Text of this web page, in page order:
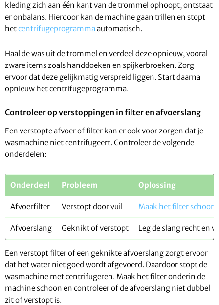
kleding zich aan één kant van de trommel ophoopt, ontstaat
er onbalans. Hierdoor kan de machine gaan trillen en stopt
hetcentrifugeprogramma automatisch.
Haal de was uit de trommel en verdeel deze opnieuw, vooral
zware items zoals handdoeken en spijkerbroeken. Zorg
ervoor dat deze gelijkmatig verspreid liggen. Start daarna
opnieuw het centrifugeprogramma.
Controleer op verstoppingen in filter en afvoerslang
Een verstopte afvoer of filter kan er ook voor zorgen dat je
wasmachine niet centrifugeert. Controleer de volgende
onderdelen:
Onderdeel Probleem Oplossing
Afvoerfilter Verstopt door vuil Maak het filter schoon
Afvoerslang Geknikt of verstopt Leg de slang recht en
Een verstopt filter of een geknikte afvoerslang zorgt ervoor
dat het water niet goed wordt afgevoerd. Daardoor stopt de
wasmachine met centrifugeren. Maak het filter onderin de
machine schoon en controleer of de afvoerslang niet dubbel
zit of verstopt is.